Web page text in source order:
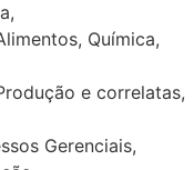
Química,
e correlatas,
Gerenciais,